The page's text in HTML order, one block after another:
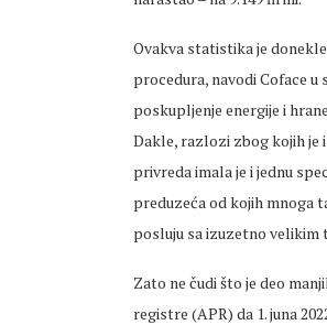
Ovakva statistika je
procedura, navodi Coface
poskupljenje energije i
Dakle, razlozi zbog kojih je
privreda imala je i jednu
preduzeća od kojih mnoga
posluju sa izuzetno velikim
Zato ne čudi što je deo
registre (APR) da 1. juna